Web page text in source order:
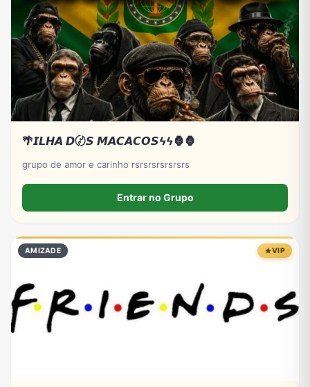
🌴𝙄𝙇𝙃𝘼 𝘿〄𝙎 𝙈𝘼𝘾𝘼𝘾𝙊𝙎ϟϟ🦍🦍
grupo de amor e carinho rsrsrsrsrsrsrs
Entrar no Grupo
AMIZADE VIP